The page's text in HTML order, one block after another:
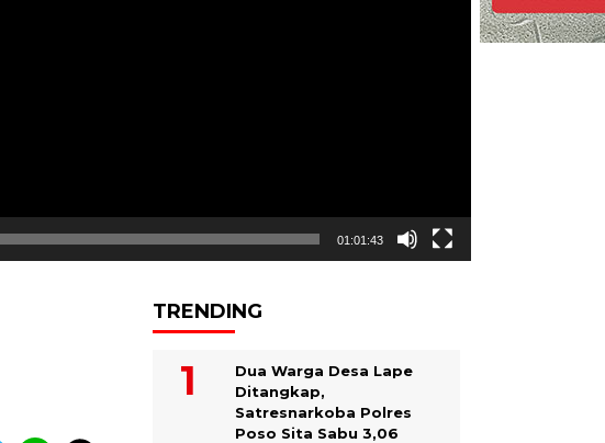
01:01:43
TRENDING
Dua Warga Desa Lape
Ditangkap,
Satresnarkoba Polres
Poso Sita Sabu 3,06